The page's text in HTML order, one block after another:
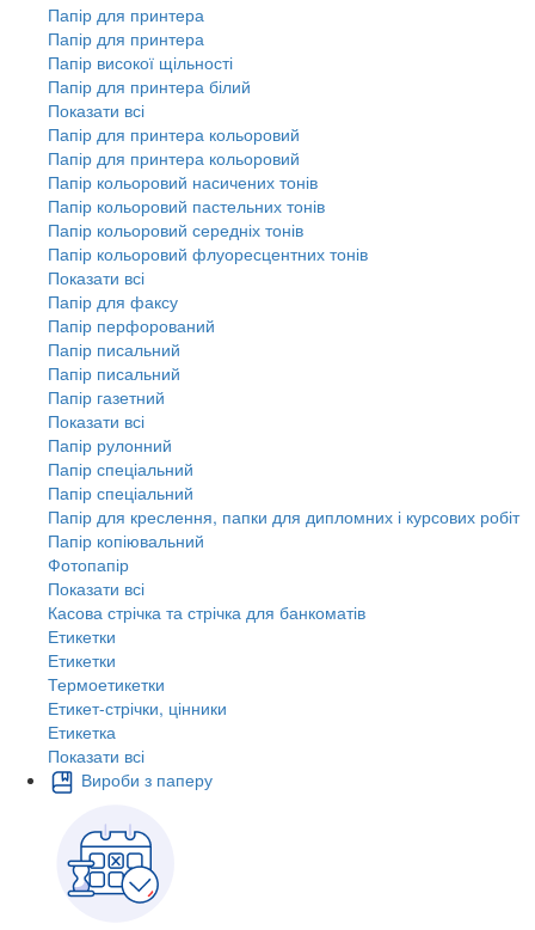
Папір для принтера
Папір для принтера
Папір високої щільності
Папір для принтера білий
Показати всі
Папір для принтера кольоровий
Папір для принтера кольоровий
Папір кольоровий насичених тонів
Папір кольоровий пастельних тонів
Папір кольоровий середніх тонів
Папір кольоровий флуоресцентних тонів
Показати всі
Папір для факсу
Папір перфорований
Папір писальний
Папір писальний
Папір газетний
Показати всі
Папір рулонний
Папір спеціальний
Папір спеціальний
Папір для креслення, папки для дипломних і курсових робіт
Папір копіювальний
Фотопапір
Показати всі
Касова стрічка та стрічка для банкоматів
Етикетки
Етикетки
Термоетикетки
Етикет-стрічки, цінники
Етикетка
Показати всі
Вироби з паперу